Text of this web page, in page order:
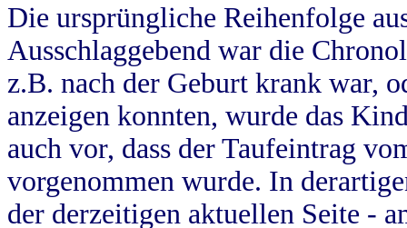
Die ursprüngliche Reihenfolge
Ausschlaggebend war die
z.B. nach der Geburt krank war,
anzeigen konnten, wurde das
auch vor, dass der Taufeintrag
vorgenommen wurde. In
der derzeitigen aktuellen Seite -